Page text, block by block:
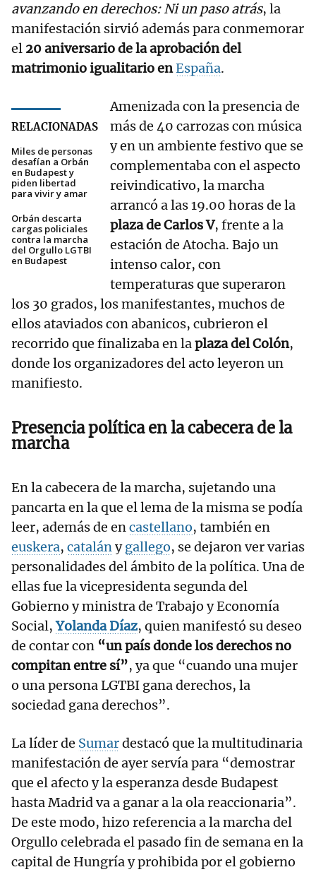
avanzando en derechos: Ni un paso atrás, la
manifestación sirvió además para conmemorar
el 20 aniversario de la aprobación del
matrimonio igualitario enEspaña.
RELACIONADAS
Miles de personas
desafían a Orbán
en Budapest y
piden libertad
para vivir y amar
Orbán descarta
cargas policiales
contra la marcha
del Orgullo LGTBI
en Budapest
Amenizada con la presencia de
más de 40 carrozas con música
y en un ambiente festivo que se
complementaba con el aspecto
reivindicativo, la marcha
arrancó a las 19.00 horas de la
plaza de Carlos V, frente a la
estación de Atocha. Bajo un
intenso calor, con
temperaturas que superaron
los 30 grados, los manifestantes, muchos de
ellos ataviados con abanicos, cubrieron el
recorrido que finalizaba en laplaza del Colón,
donde los organizadores del acto leyeron un
manifiesto.
Presencia política en la cabecera de la
marcha
En la cabecera de la marcha, sujetando una
pancarta en la que el lema de la misma se podía
leer, además de encastellano, también en
euskera, catalánygallego, se dejaron ver varias
personalidades del ámbito de la política. Una de
ellas fue la vicepresidenta segunda del
Gobierno y ministra de Trabajo y Economía
Social,Yolanda Díaz, quien manifestó su deseo
de contar con “un país donde los derechos no
compitan entre sí”, ya que “cuando una mujer
o una persona LGTBI gana derechos, la
sociedad gana derechos”.
La líder de Sumardestacó que la multitudinaria
manifestación de ayer servía para “demostrar
que el afecto y la esperanza desde Budapest
hasta Madrid va a ganar a la ola reaccionaria”.
De este modo, hizo referencia a la marcha del
Orgullo celebrada el pasado fin de semana en la
capital de Hungría y prohibida por el gobierno